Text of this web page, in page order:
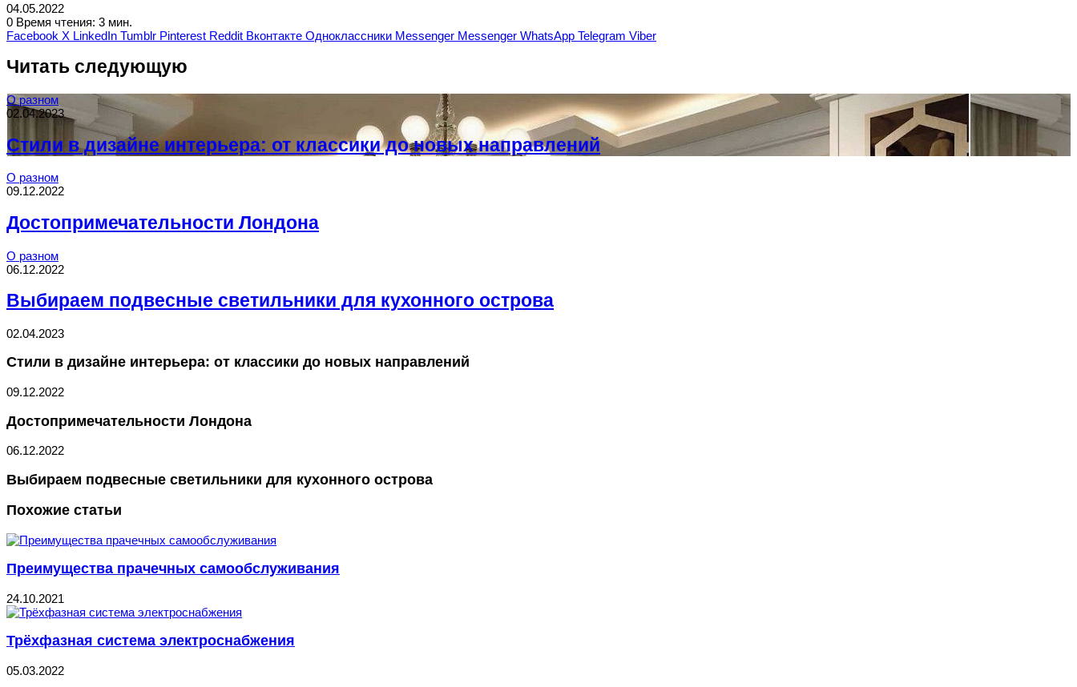
04.05.2022
0 Время чтения: 3 мин.
Facebook X LinkedIn Tumblr Pinterest Reddit Вконтакте Одноклассники Messenger Messenger WhatsApp Telegram Viber
Читать следующую
О разном
02.04.2023
Стили в дизайне интерьера: от классики до новых направлений
О разном
09.12.2022
Достопримечательности Лондона
О разном
06.12.2022
Выбираем подвесные светильники для кухонного острова
02.04.2023
Стили в дизайне интерьера: от классики до новых направлений
09.12.2022
Достопримечательности Лондона
06.12.2022
Выбираем подвесные светильники для кухонного острова
Похожие статьи
Преимущества прачечных самообслуживания
24.10.2021
Трёхфазная система электроснабжения
05.03.2022